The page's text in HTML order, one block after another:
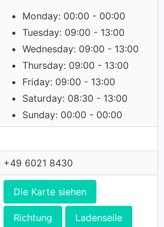
Monday: 00:00 - 00:00
Tuesday: 09:00 - 13:00
Wednesday: 09:00 - 13:00
Thursday: 09:00 - 13:00
Friday: 09:00 - 13:00
Saturday: 08:30 - 13:00
Sunday: 00:00 - 00:00
+49 6021 8430
Die Karte siehen
Richtung Ladenseile